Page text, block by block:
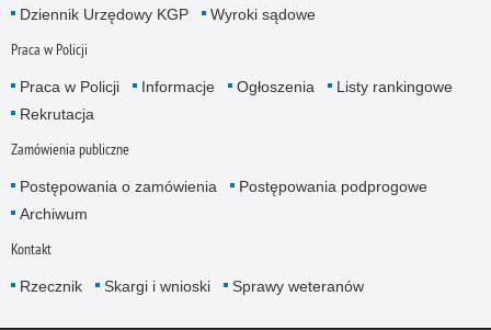
Dziennik Urzędowy KGP Wyroki sądowe
Praca w Policji
Praca w Policji Informacje Ogłoszenia
Listy rankingowe
Rekrutacja
Zamówienia publiczne
Postępowania o zamówienia
Postępowania podprogowe
Archiwum
Kontakt
Rzecznik Skargi i wnioski Sprawy weteranów